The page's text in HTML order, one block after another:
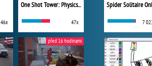
46x
One Shot Tower: Physics Destroyer
47x
před 16 hodinami
Spider Solitaire
7